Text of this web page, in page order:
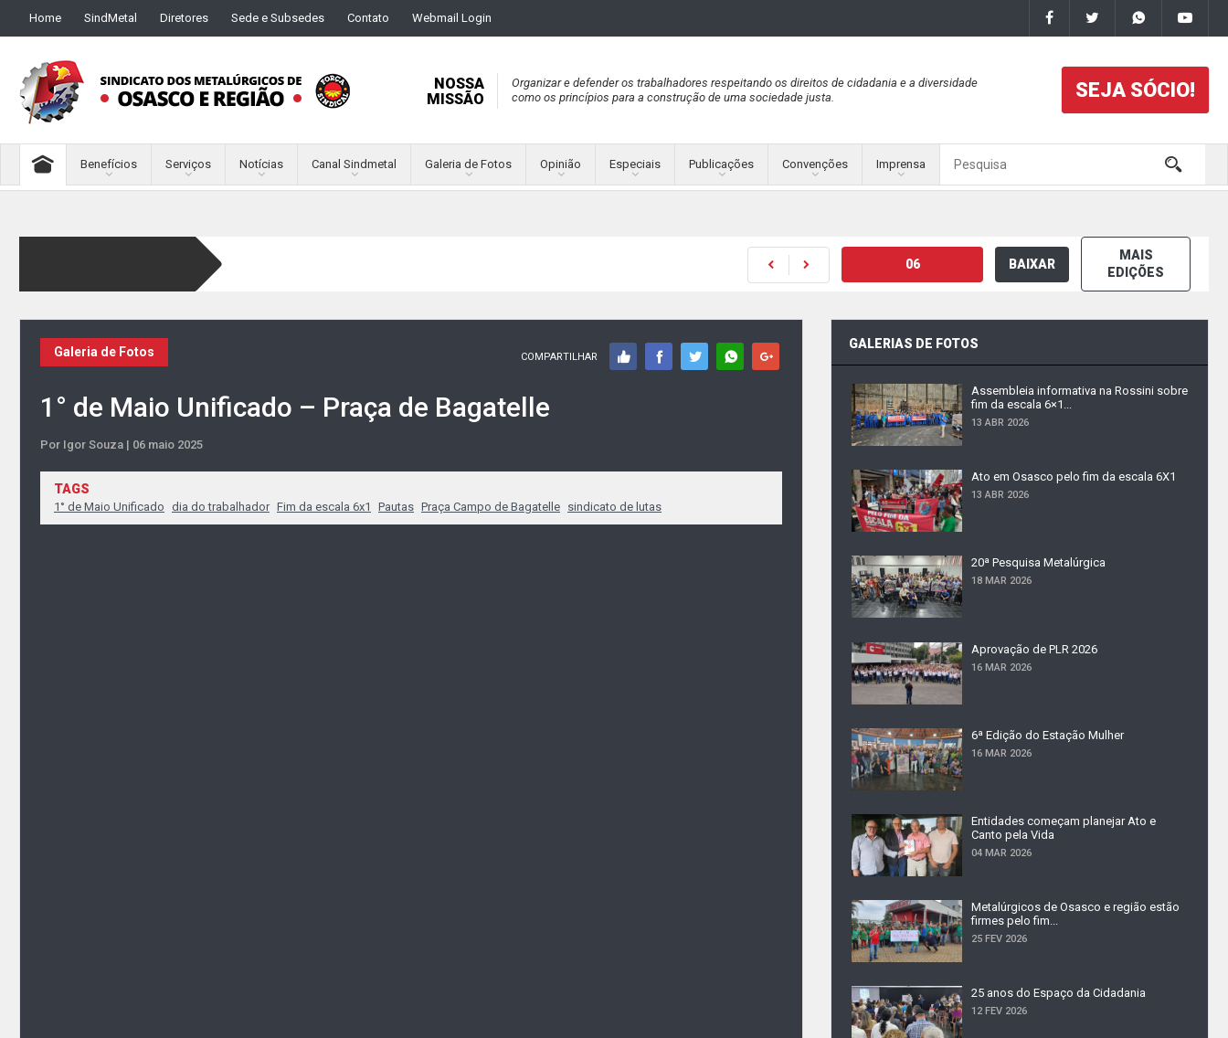
Home SindMetal Diretores Sede e Subsedes Contato Webmail Login
NOSSA
MISSÃO
Organizar e defender os trabalhadores respeitando os direitos de cidadania e a diversidade
como os princípios para a construção de uma sociedade justa.
SEJA SÓCIO!
Benefícios Serviços Notícias Canal Sindmetal Galeria de Fotos Opinião Especiais Publicações Convenções Imprensa
06 BAIXAR
MAIS
EDIÇÕES
Galeria de Fotos COMPARTILHAR
1° de Maio Unificado – Praça de Bagatelle
Por Igor Souza | 06 maio 2025
TAGS
1° de Maio Unificado dia do trabalhador Fim da escala 6x1 Pautas Praça Campo de Bagatelle sindicato de lutas
GALERIAS DE FOTOS
Assembleia informativa na Rossini sobre
fim da escala 6×1...
13 ABR 2026
Ato em Osasco pelo fim da escala 6X1
13 ABR 2026
20ª Pesquisa Metalúrgica
18 MAR 2026
Aprovação de PLR 2026
16 MAR 2026
6ª Edição do Estação Mulher
16 MAR 2026
Entidades começam planejar Ato e
Canto pela Vida
04 MAR 2026
Metalúrgicos de Osasco e região estão
firmes pelo fim...
25 FEV 2026
25 anos do Espaço da Cidadania
12 FEV 2026